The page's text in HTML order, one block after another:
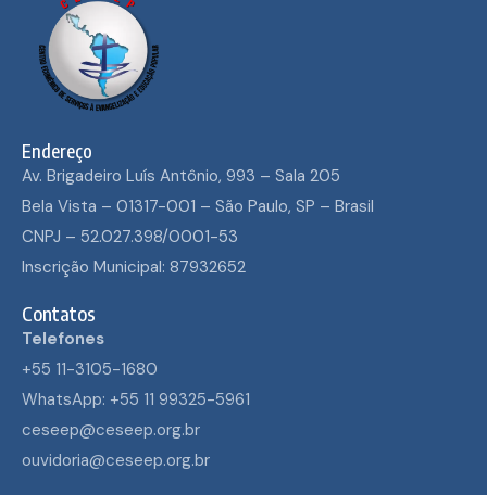
Endereço
Av. Brigadeiro Luís Antônio, 993 – Sala 205
Bela Vista – 01317-001 – São Paulo, SP – Brasil
CNPJ – 52.027.398/0001-53
Inscrição Municipal: 87932652
Contatos
Telefones
+55 11-3105-1680
WhatsApp: +55 11 99325-5961
ceseep@ceseep.org.br
ouvidoria@ceseep.org.br